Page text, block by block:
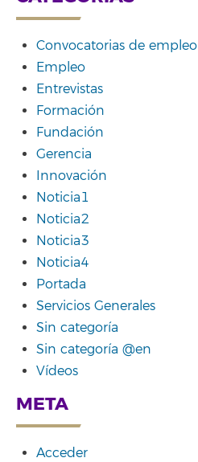
Convocatorias de empleo
Empleo
Entrevistas
Formación
Fundación
Gerencia
Innovación
Noticia1
Noticia2
Noticia3
Noticia4
Portada
Servicios Generales
Sin categoría
Sin categoría @en
Vídeos
META
Acceder